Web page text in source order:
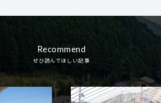
Recommend
ぜひ読んでほしい記事